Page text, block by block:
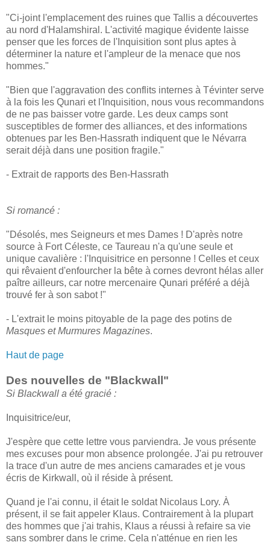
"Ci-joint l'emplacement des ruines que Tallis a découvertes
au nord d'Halamshiral. L'activité magique évidente laisse
penser que les forces de l'Inquisition sont plus aptes à
déterminer la nature et l'ampleur de la menace que nos
hommes."
"Bien que l'aggravation des conflits internes à Tévinter serve
à la fois les Qunari et l'Inquisition, nous vous recommandons
de ne pas baisser votre garde. Les deux camps sont
susceptibles de former des alliances, et des informations
obtenues par les Ben-Hassrath indiquent que le Névarra
serait déjà dans une position fragile."
- Extrait de rapports des Ben-Hassrath
Si romancé :
"Désolés, mes Seigneurs et mes Dames ! D'après notre
source à Fort Céleste, ce Taureau n'a qu'une seule et
unique cavalière : l'Inquisitrice en personne ! Celles et ceux
qui rêvaient d'enfourcher la bête à cornes devront hélas aller
paître ailleurs, car notre mercenaire Qunari préféré a déjà
trouvé fer à son sabot !"
- L'extrait le moins pitoyable de la page des potins de
Masques et Murmures Magazines.
Haut de page
Des nouvelles de "Blackwall"
Si Blackwall a été gracié :
Inquisitrice/eur,
J'espère que cette lettre vous parviendra. Je vous présente
mes excuses pour mon absence prolongée. J'ai pu retrouver
la trace d'un autre de mes anciens camarades et je vous
écris de Kirkwall, où il réside à présent.
Quand je l'ai connu, il était le soldat Nicolaus Lory. À
présent, il se fait appeler Klaus. Contrairement à la plupart
des hommes que j'ai trahis, Klaus a réussi à refaire sa vie
sans sombrer dans le crime. Cela n'atténue en rien les